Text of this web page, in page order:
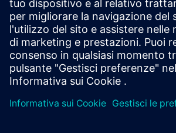
migliorando l’efficienza della
3D è una delle soluzioni CAE più
totalmente integrate.